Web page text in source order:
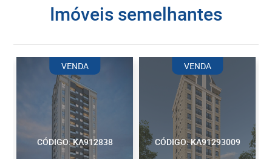
imóveis semelhantes
CÓDIGO: KA912838
VENDA
CÓDIGO: KA91293009
VENDA